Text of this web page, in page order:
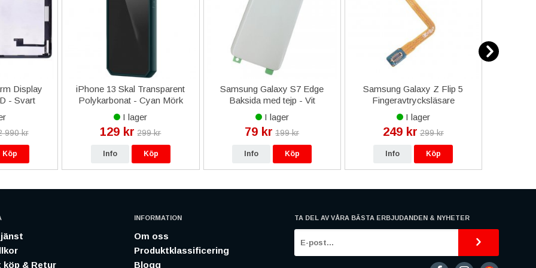
Display
- Svart
990 kr
Köp
iPhone 13 Skal Transparent
Polykarbonat - Cyan Mörk
I lager
129 kr 299 kr
Info Köp
Samsung Galaxy S7 Edge
Baksida med tejp - Vit
I lager
79 kr 199 kr
Info Köp
Samsung Galaxy Z Flip 5
Fingeravtrycksläsare
Flexkabel OEM - Guld
I lager
249 kr 299 kr
Info Köp
köp & Retur
INFORMATION
Om oss
Produktklassificering
Blogg
TA DEL AV VÅRA BÄSTA ERBJUDANDEN & NYHETER